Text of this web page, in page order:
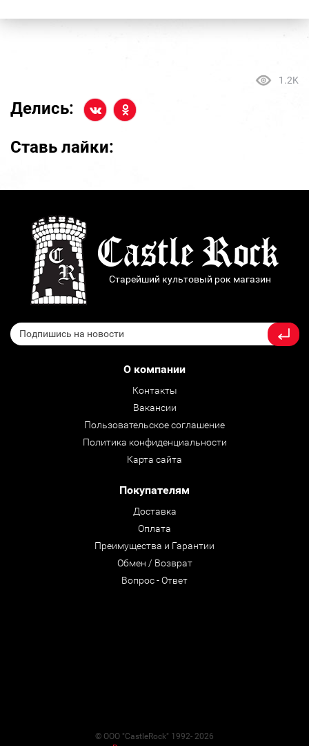
1.2K
Делись:
Ставь лайки:
Старейший культовый рок магазин
О компании
Контакты
Вакансии
Пользовательское соглашение
Политика конфиденциальности
Карта сайта
Покупателям
Доставка
Оплата
Преимущества и Гарантии
Обмен / Возврат
Вопрос - Ответ
© ООО "CastleRock" 1992- 2026